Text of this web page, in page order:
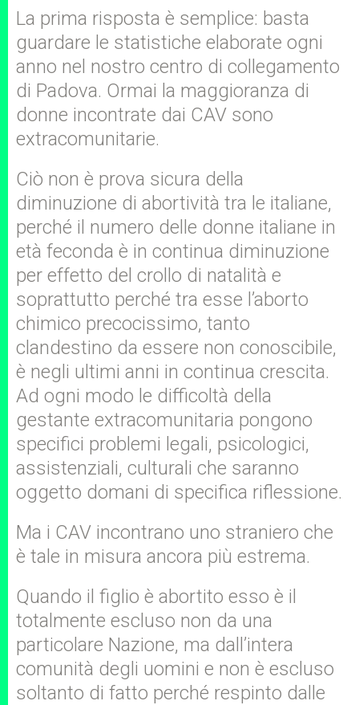
La prima risposta è semplice: basta
guardare le statistiche elaborate ogni
anno nel nostro centro di collegamento
di Padova. Ormai la maggioranza di
donne incontrate dai CAV sono
extracomunitarie.
Ciò non è prova sicura della
diminuzione di abortività tra le italiane,
perché il numero delle donne italiane in
età feconda è in continua diminuzione
per effetto del crollo di natalità e
soprattutto perché tra esse l’aborto
chimico precocissimo, tanto
clandestino da essere non conoscibile,
è negli ultimi anni in continua crescita.
Ad ogni modo le difficoltà della
gestante extracomunitaria pongono
specifici problemi legali, psicologici,
assistenziali, culturali che saranno
oggetto domani di specifica riflessione.
Ma i CAV incontrano uno straniero che
è tale in misura ancora più estrema.
Quando il figlio è abortito esso è il
totalmente escluso non da una
particolare Nazione, ma dall’intera
comunità degli uomini e non è escluso
soltanto di fatto perché respinto dalle